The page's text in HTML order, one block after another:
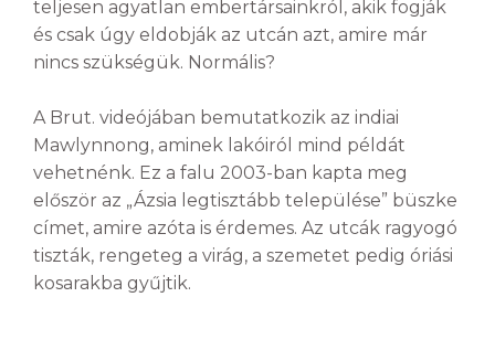
teljesen agyatlan embertársainkról, akik fogják
és csak úgy eldobják az utcán azt, amire már
nincs szükségük. Normális?
A Brut. videójában bemutatkozik az indiai
Mawlynnong, aminek lakóiról mind példát
vehetnénk. Ez a falu 2003-ban kapta meg
először az „Ázsia legtisztább települése” büszke
címet, amire azóta is érdemes. Az utcák ragyogó
tiszták, rengeteg a virág, a szemetet pedig óriási
kosarakba gyűjtik.